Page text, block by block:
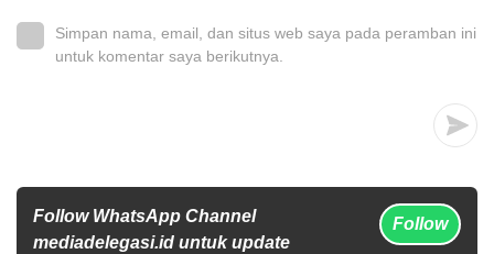
Simpan nama, email, dan situs web saya pada peramban ini
untuk komentar saya berikutnya.
Follow WhatsApp Channel
mediadelegasi.id untuk update
Follow